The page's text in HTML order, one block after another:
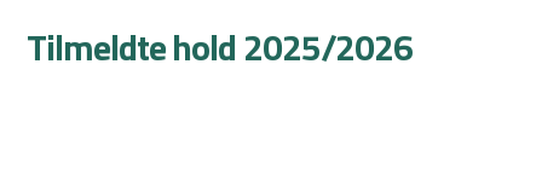
Tilmeldte hold 2025/2026